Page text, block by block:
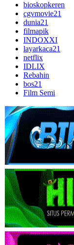
bioskopkeren
cgvmovie21
dunia21
filmapik
INDOXXI
layarkaca21
netflix
IDLIX
Rebahin
bos21
Film Semi